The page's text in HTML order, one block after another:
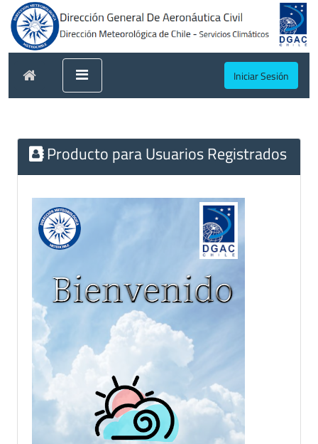
Iniciar Sesión
Producto para Usuarios Registrados